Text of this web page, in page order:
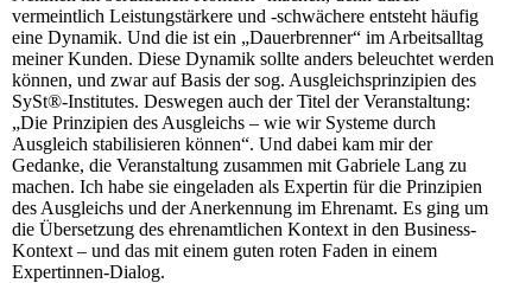
vermeintlich Leistungstärkere und -schwächere entsteht häufig
eine Dynamik. Und die ist ein „Dauerbrenner“ im Arbeitsalltag
meiner Kunden. Diese Dynamik sollte anders beleuchtet werden
können, und zwar auf Basis der sog. Ausgleichsprinzipien des
SySt®-Institutes. Deswegen auch der Titel der Veranstaltung:
„Die Prinzipien des Ausgleichs – wie wir Systeme durch
Ausgleich stabilisieren können“. Und dabei kam mir der
Gedanke, die Veranstaltung zusammen mit Gabriele Lang zu
machen. Ich habe sie eingeladen als Expertin für die Prinzipien
des Ausgleichs und der Anerkennung im Ehrenamt. Es ging um
die Übersetzung des ehrenamtlichen Kontext in den Business-
Kontext – und das mit einem guten roten Faden in einem
Expertinnen-Dialog.